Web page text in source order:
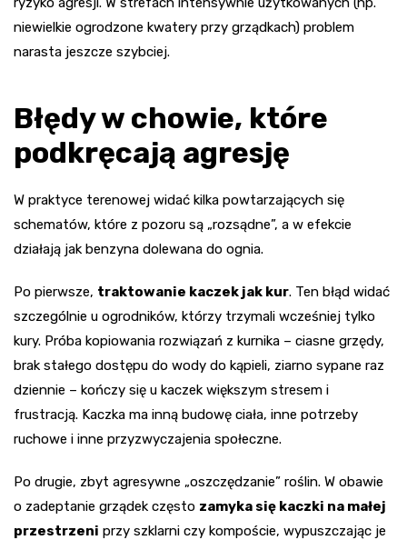
niewielkie ogrodzone kwatery przy grządkach) problem
narasta jeszcze szybciej.
Błędy w chowie, które
podkręcają agresję
W praktyce terenowej widać kilka powtarzających się
schematów, które z pozoru są „rozsądne”, a w efekcie
działają jak benzyna dolewana do ognia.
Po pierwsze, traktowanie kaczek jak kur. Ten błąd widać
szczególnie u ogrodników, którzy trzymali wcześniej tylko
kury. Próba kopiowania rozwiązań z kurnika – ciasne grzędy,
brak stałego dostępu do wody do kąpieli, ziarno sypane raz
dziennie – kończy się u kaczek większym stresem i
frustracją. Kaczka ma inną budowę ciała, inne potrzeby
ruchowe i inne przyzwyczajenia społeczne.
Po drugie, zbyt agresywne „oszczędzanie” roślin. W obawie
o zadeptanie grządek często zamyka się kaczki na małej
przestrzeni przy szklarni czy kompoście, wypuszczając je